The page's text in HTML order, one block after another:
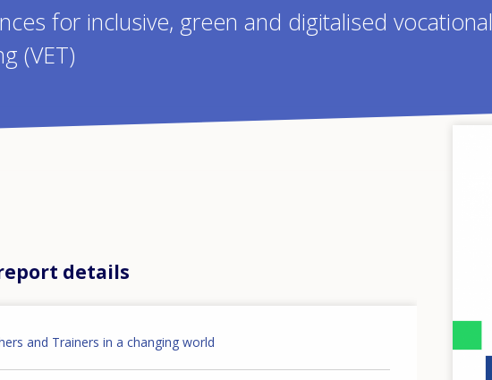
for inclusive, green and digitalised vocational
(VET)
details
and Trainers in a changing world